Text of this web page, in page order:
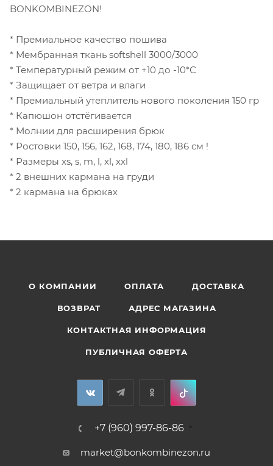
BONKOMBINEZON!
* Премиальное качество пошива
* Мембранная ткань softshell 3000/3000
* Температурный режим от +10 до -10*С
* Защищает от ветра и влаги
* Премиальный утеплитель нового поколения 150 гр
* Капюшон отстёгивается
* Молнии для расширения брюк
* Ростовки 150, 156, 162, 168, 174, 180, 186 см !
* Размеры xs, s, m, l, xl, xxl
* 2 внешних кармана на груди
* 2 кармана на брюках
О КОМПАНИИ ОПЛАТА ДОСТАВКА
ВОЗВРАТ АДРЕС МАГАЗИНА
КОНТАКТНАЯ ИНФОРМАЦИЯ
ПУБЛИЧНАЯ ОФЕРТА
+7 (960) 997-86-86
market@bonkombinezon.ru